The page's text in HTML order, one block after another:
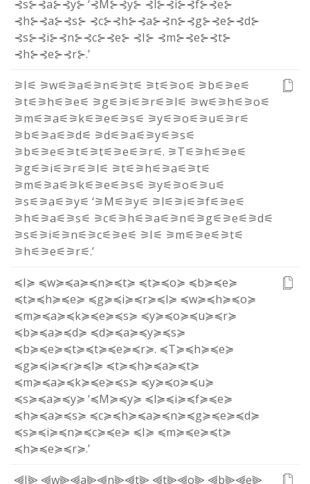
⊰s⊱⊰a⊱⊰y⊱ ‘⊰M⊱⊰y⊱ ⊰l⊱⊰i⊱⊰f⊱⊰e⊱
⊰h⊱⊰a⊱⊰s⊱ ⊰c⊱⊰h⊱⊰a⊱⊰n⊱⊰g⊱⊰e⊱⊰d⊱
⊰s⊱⊰i⊱⊰n⊱⊰c⊱⊰e⊱ ⊰I⊱ ⊰m⊱⊰e⊱⊰t⊱
⊰h⊱⊰e⊱⊰r⊱.’
⚞I⚟ ⚞w⚟⚞a⚟⚞n⚟⚞t⚟ ⚞t⚟⚞o⚟ ⚞b⚟⚞e⚟
⚞t⚟⚞h⚟⚞e⚟ ⚞g⚟⚞i⚟⚞r⚟⚞l⚟ ⚞w⚟⚞h⚟⚞o⚟
⚞m⚟⚞a⚟⚞k⚟⚞e⚟⚞s⚟ ⚞y⚟⚞o⚟⚞u⚟⚞r⚟
⚞b⚟⚞a⚟⚞d⚟ ⚞d⚟⚞a⚟⚞y⚟⚞s⚟
⚞b⚟⚞e⚟⚞t⚟⚞t⚟⚞e⚟⚞r⚟. ⚞T⚟⚞h⚟⚞e⚟
⚞g⚟⚞i⚟⚞r⚟⚞l⚟ ⚞t⚟⚞h⚟⚞a⚟⚞t⚟
⚞m⚟⚞a⚟⚞k⚟⚞e⚟⚞s⚟ ⚞y⚟⚞o⚟⚞u⚟
⚞s⚟⚞a⚟⚞y⚟ ‘⚞M⚟⚞y⚟ ⚞l⚟⚞i⚟⚞f⚟⚞e⚟
⚞h⚟⚞a⚟⚞s⚟ ⚞c⚟⚞h⚟⚞a⚟⚞n⚟⚞g⚟⚞e⚟⚞d⚟
⚞s⚟⚞i⚟⚞n⚟⚞c⚟⚞e⚟ ⚞I⚟ ⚞m⚟⚞e⚟⚞t⚟
⚞h⚟⚞e⚟⚞r⚟.’
≼I≽ ≼w≽≼a≽≼n≽≼t≽ ≼t≽≼o≽ ≼b≽≼e≽
≼t≽≼h≽≼e≽ ≼g≽≼i≽≼r≽≼l≽ ≼w≽≼h≽≼o≽
≼m≽≼a≽≼k≽≼e≽≼s≽ ≼y≽≼o≽≼u≽≼r≽
≼b≽≼a≽≼d≽ ≼d≽≼a≽≼y≽≼s≽
≼b≽≼e≽≼t≽≼t≽≼e≽≼r≽. ≼T≽≼h≽≼e≽
≼g≽≼i≽≼r≽≼l≽ ≼t≽≼h≽≼a≽≼t≽
≼m≽≼a≽≼k≽≼e≽≼s≽ ≼y≽≼o≽≼u≽
≼s≽≼a≽≼y≽ ‘≼M≽≼y≽ ≼l≽≼i≽≼f≽≼e≽
≼h≽≼a≽≼s≽ ≼c≽≼h≽≼a≽≼n≽≼g≽≼e≽≼d≽
≼s≽≼i≽≼n≽≼c≽≼e≽ ≼I≽ ≼m≽≼e≽≼t≽
≼h≽≼e≽≼r≽.’
⫷I⫸ ⫷w⫸⫷a⫸⫷n⫸⫷t⫸ ⫷t⫸⫷o⫸ ⫷b⫸⫷e⫸